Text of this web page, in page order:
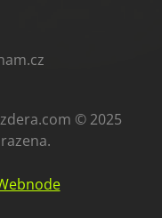
© 2025